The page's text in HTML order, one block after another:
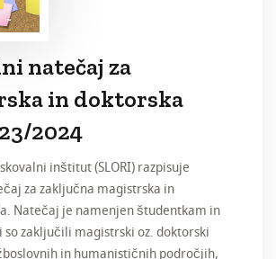
natečaj za
in doktorska
2024
inštitut (SLORI) razpisuje
za zaključna magistrska in
Natečaj je namenjen študentkam in
zaključili magistrski oz. doktorski
in humanističnih področjih,